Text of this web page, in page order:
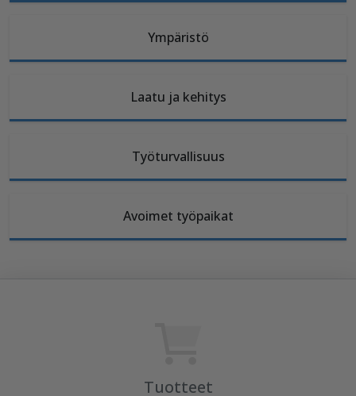
Ympäristö
Laatu ja kehitys
Työturvallisuus
Avoimet työpaikat
Tuotteet